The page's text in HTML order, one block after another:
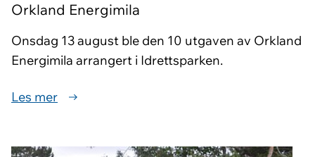
Orkland Energimila
Onsdag 13 august ble den 10 utgaven av Orkland
Energimila arrangert i Idrettsparken.
Les mer